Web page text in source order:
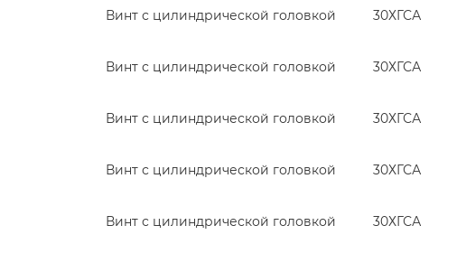
Винт с цилиндрической головкой 30ХГСА
Винт с цилиндрической головкой 30ХГСА
Винт с цилиндрической головкой 30ХГСА
Винт с цилиндрической головкой 30ХГСА
Винт с цилиндрической головкой 30ХГСА